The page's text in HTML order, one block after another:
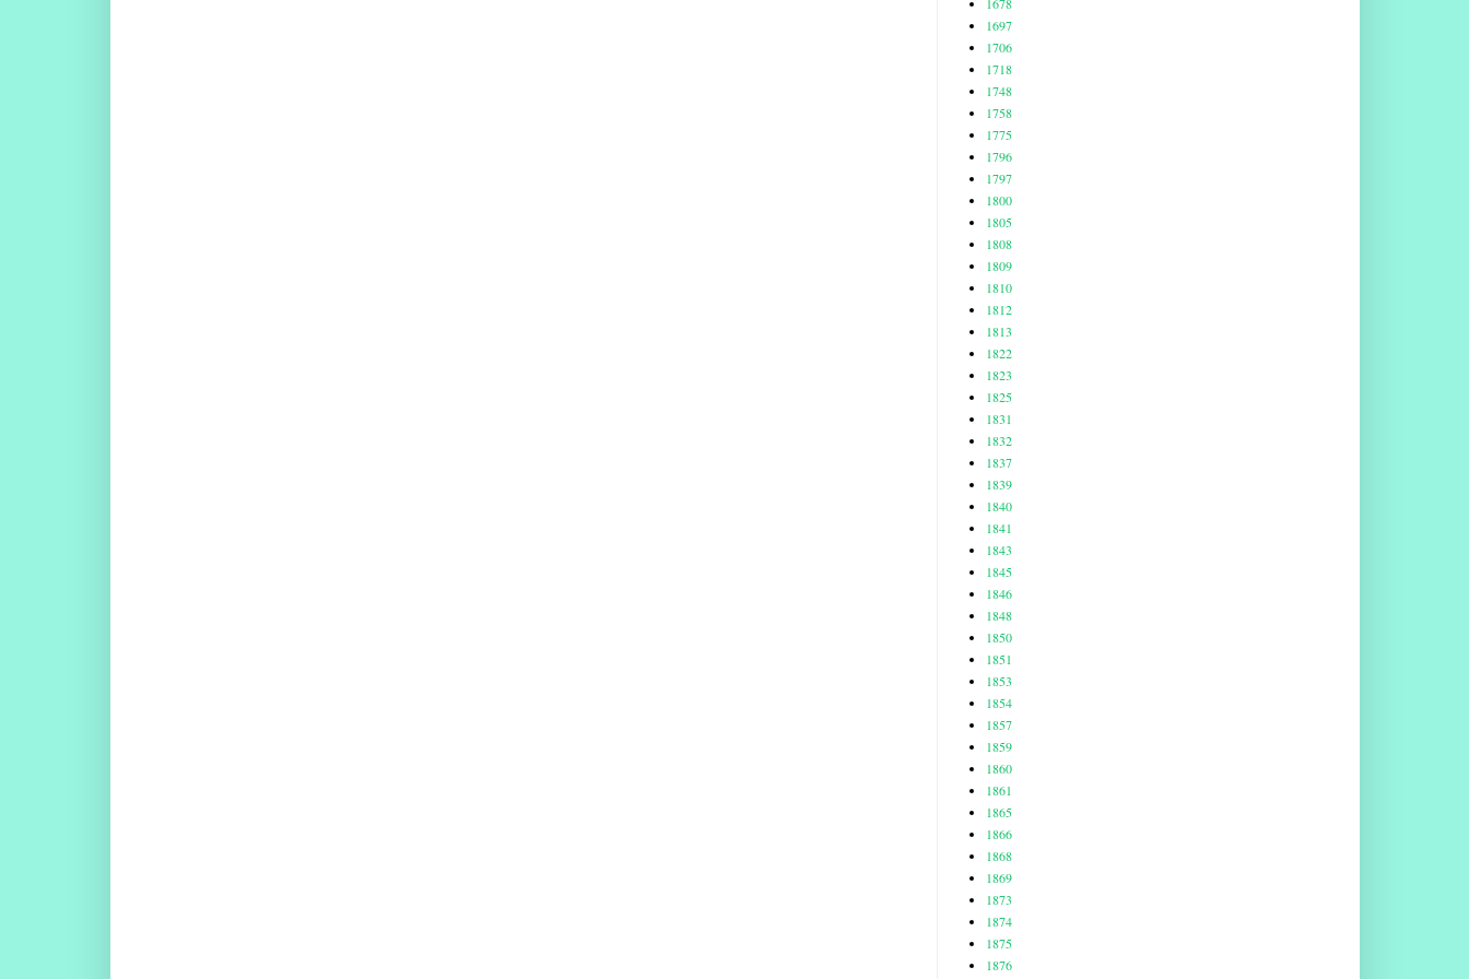
1697
1706
1718
1748
1758
1775
1796
1797
1800
1805
1808
1809
1810
1812
1813
1822
1823
1825
1831
1832
1837
1839
1840
1841
1843
1845
1846
1848
1850
1851
1853
1854
1857
1859
1860
1861
1865
1866
1868
1869
1873
1874
1875
1876